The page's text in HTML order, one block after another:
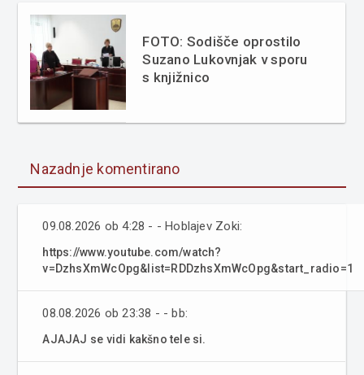
FOTO: Sodišče oprostilo
Suzano Lukovnjak v sporu
s knjižnico
Nazadnje komentirano
09.08.2026 ob 4:28 - - Hoblajev Zoki:
https://www.youtube.com/watch?
v=DzhsXmWcOpg&list=RDDzhsXmWcOpg&start_radio=1
08.08.2026 ob 23:38 - - bb:
AJAJAJ se vidi kakšno tele si.